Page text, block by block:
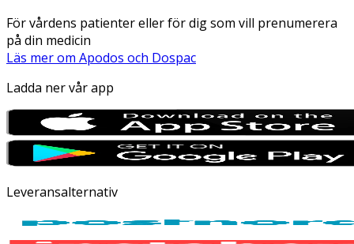
För vårdens patienter eller för dig som vill prenumerera
på din medicin
Läs mer om Apodos och Dospac
Ladda ner vår app
Leveransalternativ